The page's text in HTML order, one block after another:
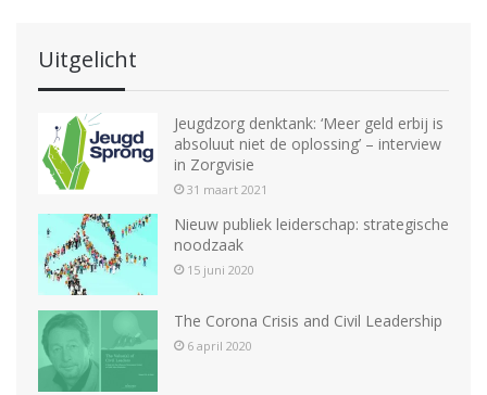
Uitgelicht
Jeugdzorg denktank: ‘Meer geld erbij is
absoluut niet de oplossing’ – interview
in Zorgvisie
31 maart 2021
Nieuw publiek leiderschap: strategische
noodzaak
15 juni 2020
The Corona Crisis and Civil Leadership
6 april 2020